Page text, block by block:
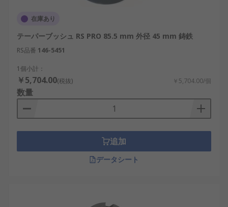
在庫あり
テーパーブッシュ RS PRO 85.5 mm 外径 45 mm 鋳鉄
RS品番 146-5451
1個小計：
￥5,704.00(税抜) ￥5,704.00/個
数量
追加
データシート